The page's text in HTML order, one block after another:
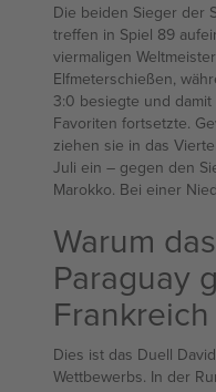
Die beiden Sieger der
treffen in Spiel 89
viermaligen
Elfmeterschießen,
3:0 besiegte und
Favoriten fortsetzte.
ziehen sie in das
Juli ein – gegen den
Marokko. Bei einer
Warum
Paraguay
Dies ist das Duell
Wettbewerbs. In der